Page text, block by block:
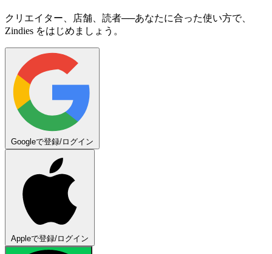
クリエイター、店舗、読者──あなたに合った使い方で、
Zindies をはじめましょう。
Googleで登録/ログイン
Appleで登録/ログイン